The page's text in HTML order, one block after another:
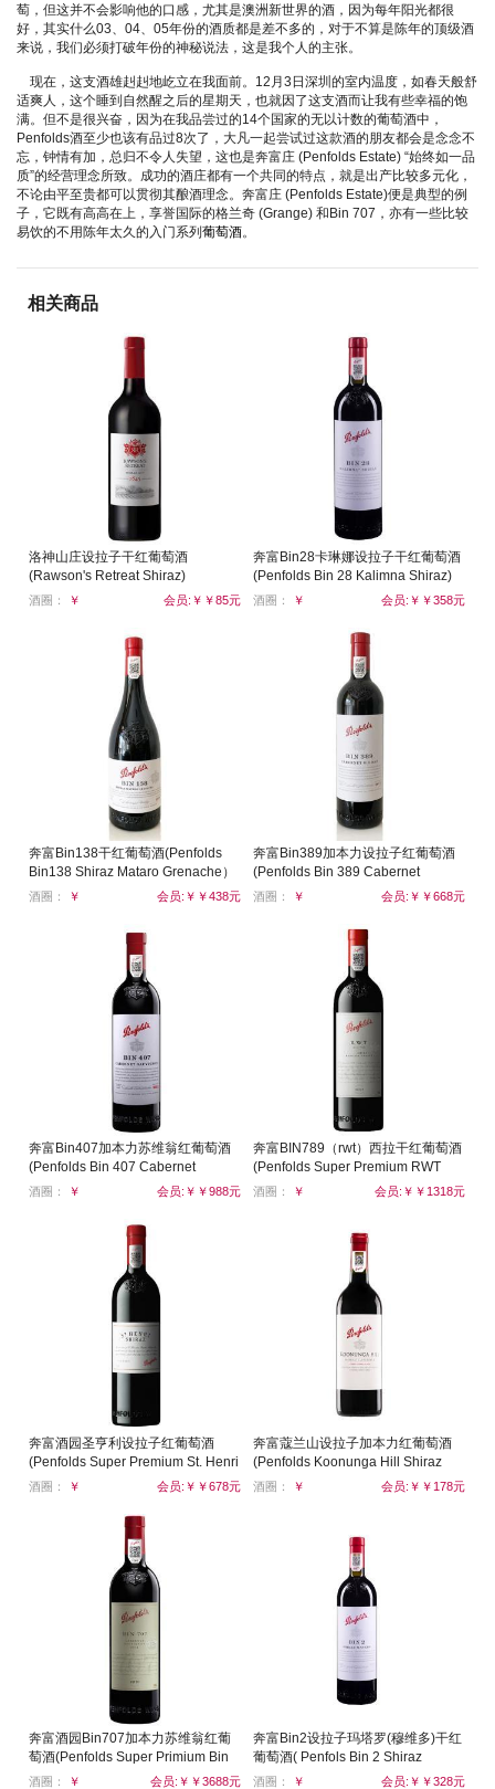
萄，但这并不会影响他的口感，尤其是澳洲新世界的酒，因为每年阳光都很
好，其实什么03、04、05年份的酒质都是差不多的，对于不算是陈年的顶级酒
来说，我们必须打破年份的神秘说法，这是我个人的主张。
现在，这支酒雄赳赳地屹立在我面前。12月3日深圳的室内温度，如春天般舒
适爽人，这个睡到自然醒之后的星期天，也就因了这支酒而让我有些幸福的饱
满。但不是很兴奋，因为在我品尝过的14个国家的无以计数的葡萄酒中，
Penfolds酒至少也该有品过8次了，大凡一起尝试过这款酒的朋友都会是念念不
忘，钟情有加，总归不令人失望，这也是奔富庄 (Penfolds Estate) “始终如一品
质”的经营理念所致。成功的酒庄都有一个共同的特点，就是出产比较多元化，
不论由平至贵都可以贯彻其酿酒理念。奔富庄 (Penfolds Estate)便是典型的例
子，它既有高高在上，享誉国际的格兰奇 (Grange) 和Bin 707，亦有一些比较
易饮的不用陈年太久的入门系列 葡萄酒。
相关商品
洛神山庄设拉子干红葡萄酒
(Rawson's Retreat Shiraz)
酒圈： ￥ 会员:￥￥85元
奔富Bin28卡琳娜设拉子干红葡萄酒
(Penfolds Bin 28 Kalimna Shiraz)
酒圈： ￥ 会员:￥￥358元
奔富Bin138干红葡萄酒(Penfolds
Bin138 Shiraz Mataro Grenache）
酒圈： ￥ 会员:￥￥438元
奔富Bin389加本力设拉子红葡萄酒
(Penfolds Bin 389 Cabernet
Shiraz)
酒圈： ￥ 会员:￥￥668元
奔富Bin407加本力苏维翁红葡萄酒
(Penfolds Bin 407 Cabernet
Sauvignon)
酒圈： ￥ 会员:￥￥988元
奔富BIN789（rwt）西拉干红葡萄酒
(Penfolds Super Premium RWT
Barossa Valley Shiraz)
酒圈： ￥ 会员:￥￥1318元
奔富酒园圣亨利设拉子红葡萄酒
(Penfolds Super Premium St. Henri
Shiraz)
酒圈： ￥ 会员:￥￥678元
奔富蔻兰山设拉子加本力红葡萄酒
(Penfolds Koonunga Hill Shiraz
Cabernet)
酒圈： ￥ 会员:￥￥178元
奔富酒园Bin707加本力苏维翁红葡
萄酒(Penfolds Super Primium Bin
707 Cabernet Sauvignon)
酒圈： ￥ 会员:￥￥3688元
奔富Bin2设拉子玛塔罗(穆维多)干红
葡萄酒( Penfols Bin 2 Shiraz
Mataro)
酒圈： ￥ 会员:￥￥328元